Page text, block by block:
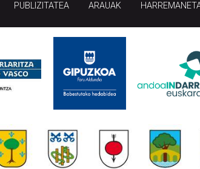
PUBLIZITATEA ARAUAK